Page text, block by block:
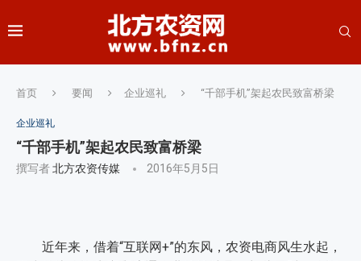
首页 要闻 企业巡礼 “千部手机”架起农民致富桥梁
企业巡礼
“千部手机”架起农民致富桥梁
撰写者北方农资传媒 2016年5月5日
近年来，借着“互联网+”的东风，农资电商风生水起，